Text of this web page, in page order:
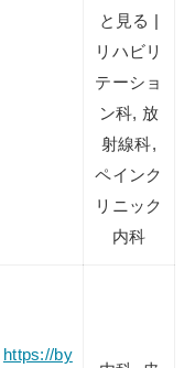
と見る |
リハビリ
テーショ
ン科, 放
射線科,
ペインク
リニック
内科
https://by